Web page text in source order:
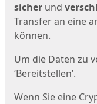
sicher und
Transfer an eine
können.
Um die Daten zu
‘Bereitstellen’.
Wenn Sie eine